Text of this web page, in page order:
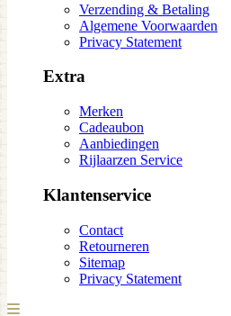
Verzending & Betaling
Algemene Voorwaarden
Privacy Statement
Extra
Merken
Cadeaubon
Aanbiedingen
Rijlaarzen Service
Klantenservice
Contact
Retourneren
Sitemap
Privacy Statement